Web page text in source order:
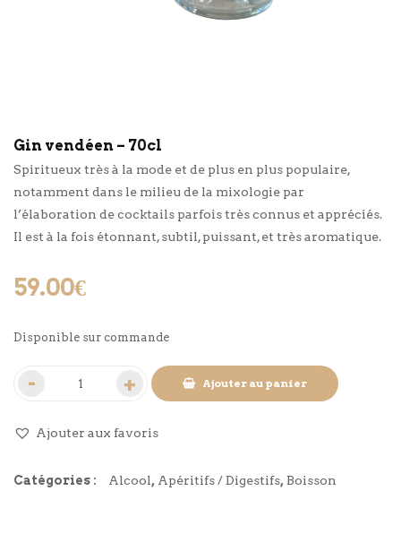
Gin vendéen – 70cl
Spiritueux très à la mode et de plus en plus populaire,
notamment dans le milieu de la mixologie par
l’élaboration de cocktails parfois très connus et appréciés.
Il est à la fois étonnant, subtil, puissant, et très aromatique.
59.00€
Disponible sur commande
Ajouter au panier
Ajouter aux favoris
Catégories : Alcool, Apéritifs / Digestifs,Boisson